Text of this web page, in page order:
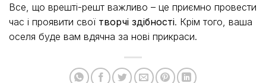
Все, що врешті-решт важливо – це приємно провести
час і проявити свої творчі здібності. Крім того, ваша
оселя буде вам вдячна за нові прикраси.